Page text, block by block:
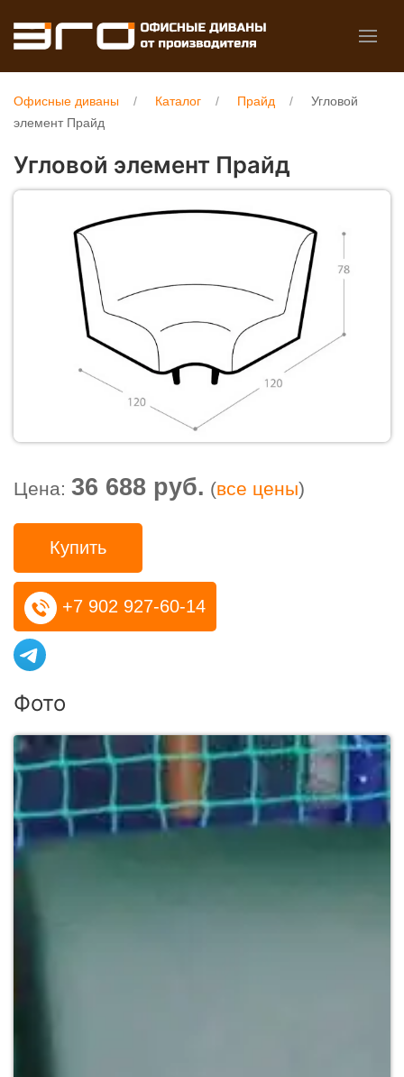
Офисные диваны Каталог Прайд
Угловой
элемент Прайд
Угловой элемент Прайд
Цена: 36 688 руб. (все цены)
Купить
+7 902 927-60-14
Фото